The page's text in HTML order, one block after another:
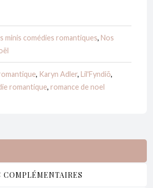
froid
-
Adler
(featuring
minis comédies romantiques, Nos
, Karyn Adler, Lil'Fyndiõ,
romantique, romance de noel